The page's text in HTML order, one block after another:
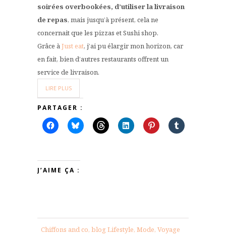
soirées overbookées, d’utiliser la livraison
de repas, mais jusqu’à présent, cela ne
concernait que les pizzas et Sushi shop.
Grâce àJust eat, j’ai pu élargir mon horizon, car
en fait, bien d’autres restaurants offrent un
service de livraison.
LIRE PLUS
PARTAGER :
J’AIME ÇA :
Chiffons and co, blog Lifestyle, Mode, Voyage